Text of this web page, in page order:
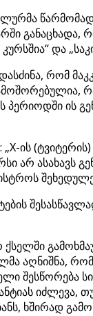
განაცხადა,
და
რომ
პერიოდში ის
„X-ის
არ ასახავს
აღნიშნა,
შესწორება
იძლევა,
ხშირად